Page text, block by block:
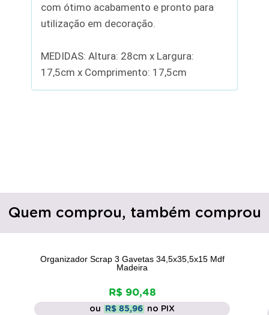
com ótimo acabamento e pronto para
utilização em decoração.
MEDIDAS: Altura: 28cm x Largura:
17,5cm x Comprimento: 17,5cm
Quem comprou, também comprou
Organizador Scrap 3 Gavetas 34,5x35,5x15 Mdf
Madeira
R$ 90,48
ou R$ 85,96 no PIX